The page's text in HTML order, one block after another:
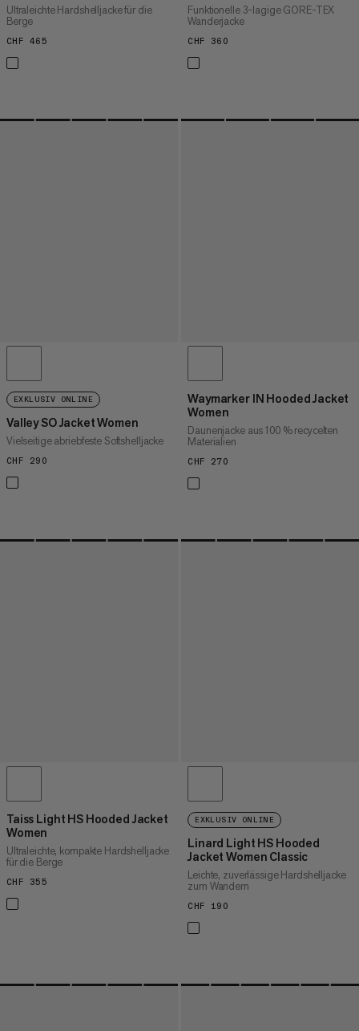
Ultraleichte Hardshelljacke für die
Berge
CHF 465
Funktionelle 3-lagige GORE-TEX
Wanderjacke
CHF 360
EXKLUSIV ONLINE
Valley SO Jacket Women
Vielseitige abriebfeste Softshelljacke
CHF 290
Waymarker IN Hooded Jacket
Women
Daunenjacke aus 100 % recycelten
Materialien
CHF 270
Taiss Light HS Hooded Jacket
Women
Ultraleichte, kompakte Hardshelljacke
für die Berge
CHF 355
EXKLUSIV ONLINE
Linard Light HS Hooded
Jacket Women Classic
Leichte, zuverlässige Hardshelljacke
zum Wandern
CHF 190